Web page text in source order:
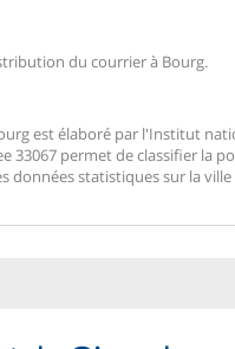
du courrier à Bourg.
est élaboré par l'Institut
33067 permet de classifier la
données statistiques sur la